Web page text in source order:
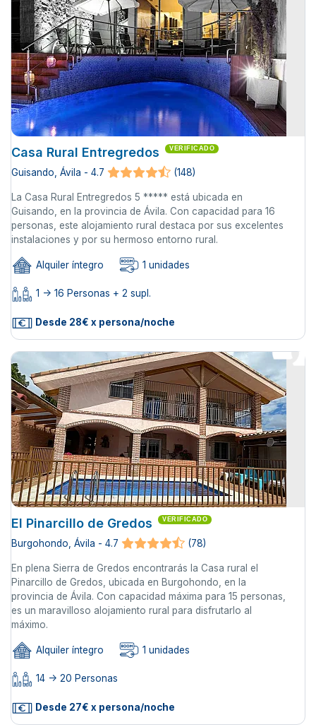
Casa Rural Entregredos VERIFICADO
Guisando, Ávila - 4.7 (148)
La Casa Rural Entregredos 5 ***** está ubicada en
Guisando, en la provincia de Ávila. Con capacidad para 16
personas, este alojamiento rural destaca por sus excelentes
instalaciones y por su hermoso entorno rural.
Alquiler íntegro 1 unidades
1 -> 16 Personas + 2 supl.
Desde 28€ x persona/noche
El Pinarcillo de Gredos VERIFICADO
Burgohondo, Ávila - 4.7 (78)
En plena Sierra de Gredos encontrarás la Casa rural el
Pinarcillo de Gredos, ubicada en Burgohondo, en la
provincia de Ávila. Con capacidad máxima para 15 personas,
es un maravilloso alojamiento rural para disfrutarlo al
máximo.
Alquiler íntegro 1 unidades
14 -> 20 Personas
Desde 27€ x persona/noche